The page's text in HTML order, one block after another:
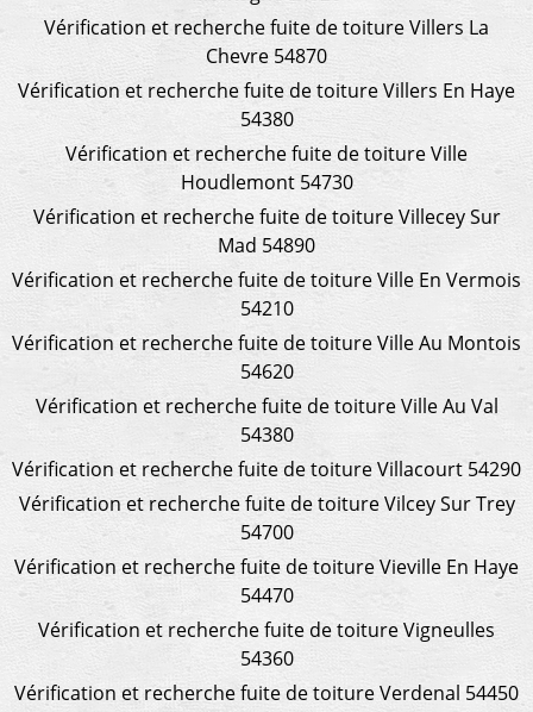
Vérification et recherche fuite de toiture Villers La
Chevre 54870
Vérification et recherche fuite de toiture Villers En Haye
54380
Vérification et recherche fuite de toiture Ville
Houdlemont 54730
Vérification et recherche fuite de toiture Villecey Sur
Mad 54890
Vérification et recherche fuite de toiture Ville En Vermois
54210
Vérification et recherche fuite de toiture Ville Au Montois
54620
Vérification et recherche fuite de toiture Ville Au Val
54380
Vérification et recherche fuite de toiture Villacourt 54290
Vérification et recherche fuite de toiture Vilcey Sur Trey
54700
Vérification et recherche fuite de toiture Vieville En Haye
54470
Vérification et recherche fuite de toiture Vigneulles
54360
Vérification et recherche fuite de toiture Verdenal 54450